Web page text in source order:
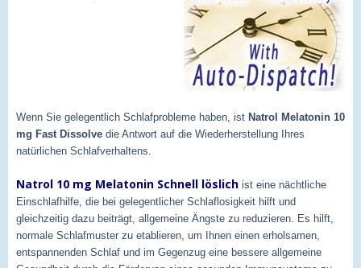
Wenn Sie gelegentlich Schlafprobleme haben, ist Natrol Melatonin 10
mg Fast Dissolve die Antwort auf die Wiederherstellung Ihres
natürlichen Schlafverhaltens.
Natrol 10 mg Melatonin Schnell löslich ist eine nächtliche
Einschlafhilfe, die bei gelegentlicher Schlaflosigkeit hilft und
gleichzeitig dazu beiträgt, allgemeine Ängste zu reduzieren. Es hilft,
normale Schlafmuster zu etablieren, um Ihnen einen erholsamen,
entspannenden Schlaf und im Gegenzug eine bessere allgemeine